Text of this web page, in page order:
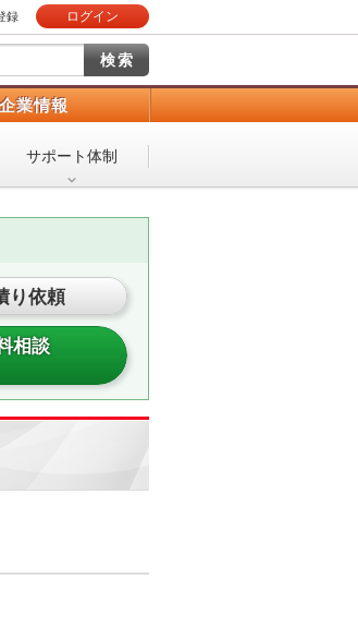
録 ログイン
業情報
サポート体制
り依頼
相談